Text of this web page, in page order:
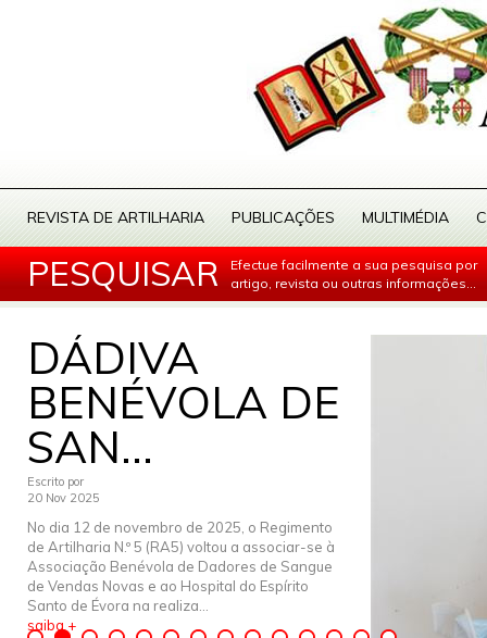
REVISTA DE ARTILHARIA PUBLICAÇÕES MULTIMÉDIA
PESQUISAR
Efectue facilmente a sua pesquisa por
artigo, revista ou outras informações...
DÁDIVA
BENÉVOLA DE
SAN...
Escrito por
20 Nov 2025
No dia 12 de novembro de 2025, o Regimento
de Artilharia N.º 5 (RA5) voltou a associar-se à
Associação Benévola de Dadores de Sangue
de Vendas Novas e ao Hospital do Espírito
Santo de Évora na realiza...
saiba +